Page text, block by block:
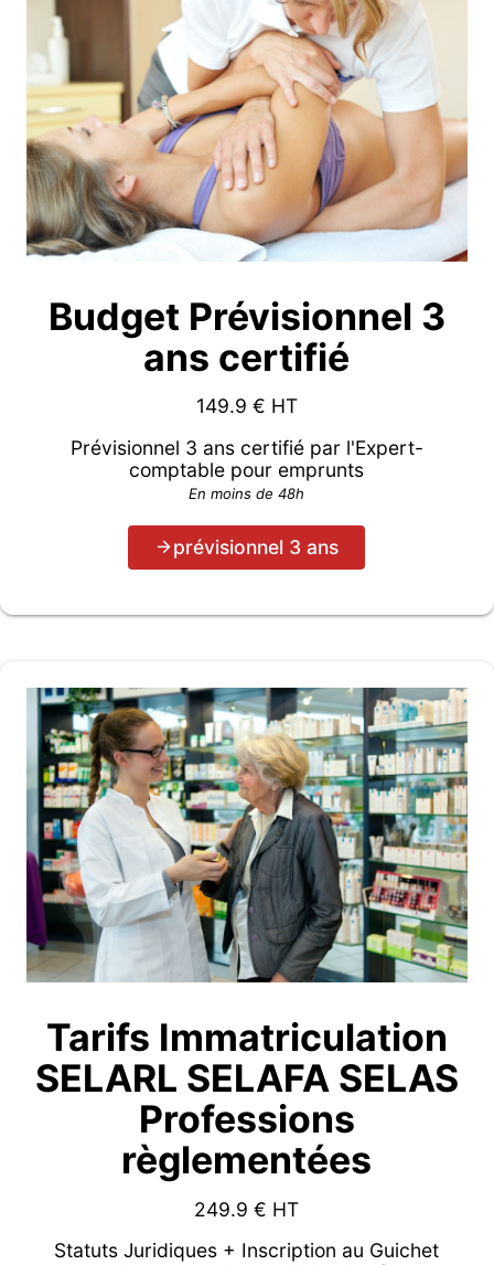
Budget Prévisionnel 3
ans certifié
149.9 € HT
Prévisionnel 3 ans certifié par l'Expert-
comptable pour emprunts
En moins de 48h
prévisionnel 3 ans
Tarifs Immatriculation
SELARL SELAFA SELAS
Professions
règlementées
249.9 € HT
Statuts Juridiques + Inscription au Guichet